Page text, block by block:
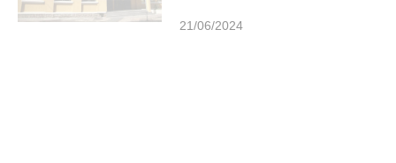
21/06/2024